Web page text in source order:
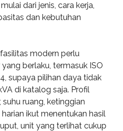
dari jenis, cara kerja,
dan kebutuhan
modern perlu
berlaku, termasuk ISO
supaya pilihan daya tidak
di katalog saja. Profil
ruang, ketinggian
ikut menentukan hasil
unit yang terlihat cukup